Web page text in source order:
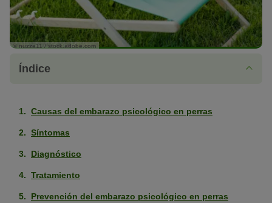
© nuzza11 / stock.adobe.com
Índice
Causas del embarazo psicológico en perras
Síntomas
Diagnóstico
Tratamiento
Prevención del embarazo psicológico en perras